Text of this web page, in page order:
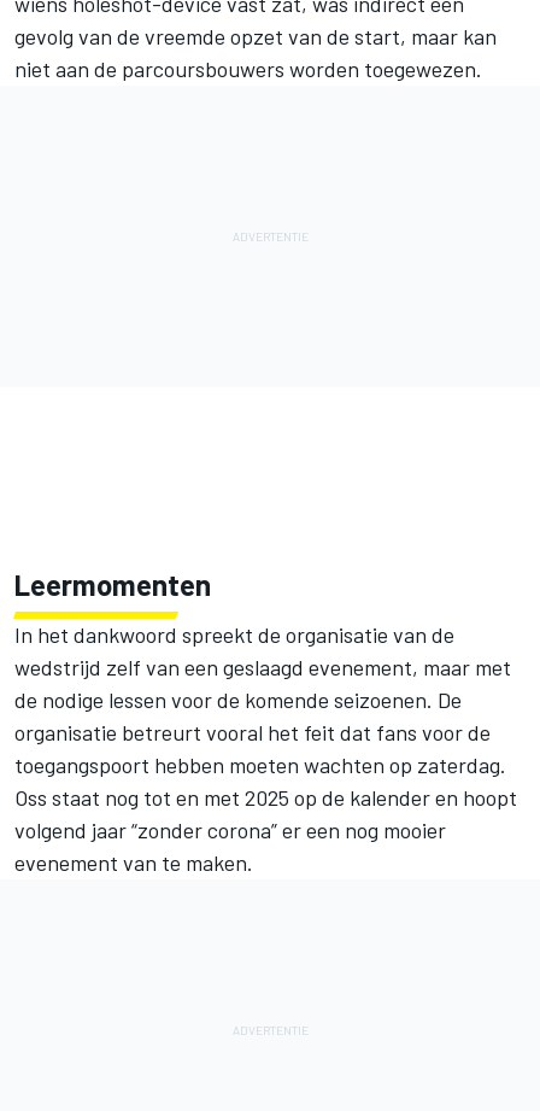
gevolg van de vreemde opzet van de start, maar kan
niet aan de parcoursbouwers worden toegewezen.
Leermomenten
In het dankwoord spreekt de organisatie van de
wedstrijd zelf van een geslaagd evenement, maar met
de nodige lessen voor de komende seizoenen. De
organisatie betreurt vooral het feit dat fans voor de
toegangspoort hebben moeten wachten op zaterdag.
Oss staat nog tot en met 2025 op de kalender en hoopt
volgend jaar “zonder corona” er een nog mooier
evenement van te maken.